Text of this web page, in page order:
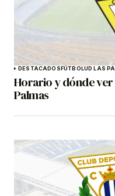
DESTACADOSFÚTBOLUD LAS
Horario y dónde ver
Palmas